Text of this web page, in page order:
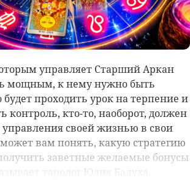
управляет Старший Аркан
мощным, к нему нужно быть
проходить урок на терпение и
контроль, кто-то, наоборот, должен
управления своей жизнью в свои
вам понять, какую стратегию
заветные желаемые бонусы
Юлия Балуха